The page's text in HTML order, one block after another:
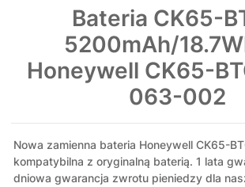
Bateria CK65-
5200mAh/
Honeywell CK65-
063-002
Nowa zamienna bateria Honeywell CK65-
kompatybilna z oryginalną baterią. 1 lata
dniowa gwarancja zwrotu pieniedzy dla